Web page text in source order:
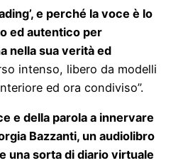
e perché la voce è lo
ed autentico per
nella sua verità ed
intenso, libero da modelli
ed ora condiviso”.
e della parola a innervare
Bazzanti, un audiolibro
una sorta di diario virtuale